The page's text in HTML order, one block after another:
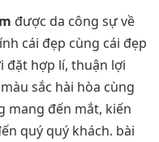
được da công sự về
cái đẹp cùng cái đẹp
đặt hợp lí, thuận lợi
sắc hài hòa cùng
mang đến mắt, kiến
quý quý khách. bài